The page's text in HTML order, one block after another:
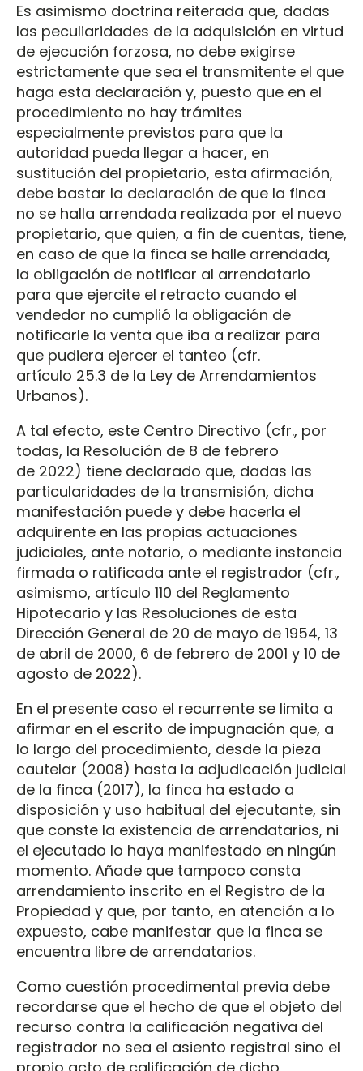
Es asimismo doctrina reiterada que, dadas
las peculiaridades de la adquisición en virtud
de ejecución forzosa, no debe exigirse
estrictamente que sea el transmitente el que
haga esta declaración y, puesto que en el
procedimiento no hay trámites
especialmente previstos para que la
autoridad pueda llegar a hacer, en
sustitución del propietario, esta afirmación,
debe bastar la declaración de que la finca
no se halla arrendada realizada por el nuevo
propietario, que quien, a fin de cuentas, tiene,
en caso de que la finca se halle arrendada,
la obligación de notificar al arrendatario
para que ejercite el retracto cuando el
vendedor no cumplió la obligación de
notificarle la venta que iba a realizar para
que pudiera ejercer el tanteo (cfr.
artículo 25.3 de la Ley de Arrendamientos
Urbanos).
A tal efecto, este Centro Directivo (cfr., por
todas, la Resolución de 8 de febrero
de 2022) tiene declarado que, dadas las
particularidades de la transmisión, dicha
manifestación puede y debe hacerla el
adquirente en las propias actuaciones
judiciales, ante notario, o mediante instancia
firmada o ratificada ante el registrador (cfr.,
asimismo, artículo 110 del Reglamento
Hipotecario y las Resoluciones de esta
Dirección General de 20 de mayo de 1954, 13
de abril de 2000, 6 de febrero de 2001 y 10 de
agosto de 2022).
En el presente caso el recurrente se limita a
afirmar en el escrito de impugnación que, a
lo largo del procedimiento, desde la pieza
cautelar (2008) hasta la adjudicación judicial
de la finca (2017), la finca ha estado a
disposición y uso habitual del ejecutante, sin
que conste la existencia de arrendatarios, ni
el ejecutado lo haya manifestado en ningún
momento. Añade que tampoco consta
arrendamiento inscrito en el Registro de la
Propiedad y que, por tanto, en atención a lo
expuesto, cabe manifestar que la finca se
encuentra libre de arrendatarios.
Como cuestión procedimental previa debe
recordarse que el hecho de que el objeto del
recurso contra la calificación negativa del
registrador no sea el asiento registral sino el